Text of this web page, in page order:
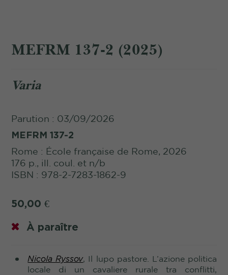
MEFRM 137-2 (2025)
Varia
Parution : 03/09/2026
MEFRM 137-2
Rome : École française de Rome, 2026
176 p., ill. coul. et n/b
ISBN : 978-2-7283-1862-9
50,00 €
À paraître
Nicola Ryssov, Il lupo pastore. L’azione politica
locale di un cavaliere rurale tra conflitti,